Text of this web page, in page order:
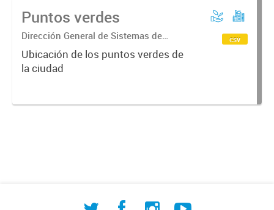
Puntos verdes
Dirección General de Sistemas de
Información Geográfica
Ubicación de los puntos verdes de
la ciudad
csv